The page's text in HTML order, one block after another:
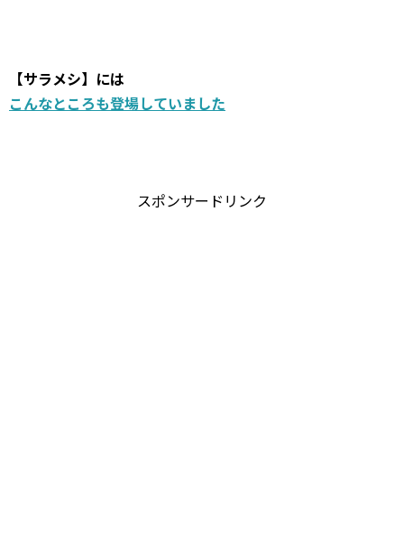
【サラメシ】には
こんなところも登場していました
スポンサードリンク